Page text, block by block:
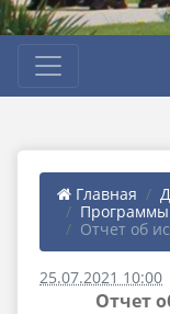
Главная
Отчет об
25.07.2021 10:00
Отчет